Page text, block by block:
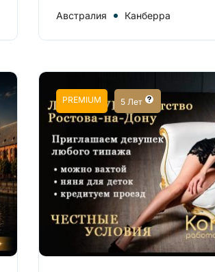
Австралия Канберра
PREMIUM 5 Лет